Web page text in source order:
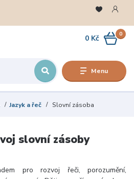
Menu
0
0 Kč
Jazyk a řeč Slovní zásoba
slovní zásoby
pro rozvoj řeči, porozumění,